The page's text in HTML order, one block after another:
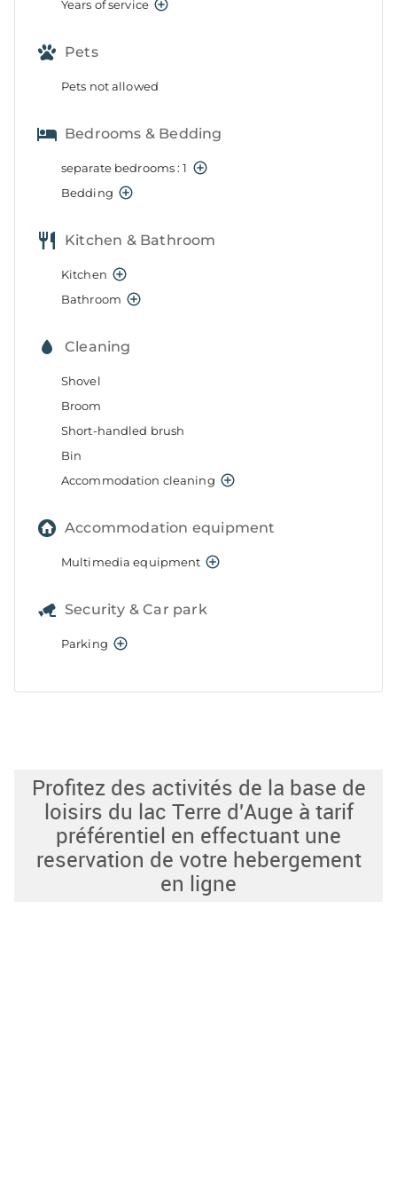
Profitez des activités de la base de
loisirs du lac Terre d'Auge à tarif
préférentiel en effectuant une
reservation de votre hebergement
en ligne